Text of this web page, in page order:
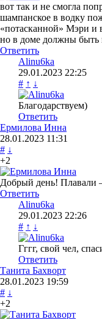
вот так и не смогла
шампанское в водку
«потасканной» Мэри и
но в доме должны быть
Ответить
Alinu6ka
29.01.2023 22:25
# ↑ ↓
Благодарствуем)
Ответить
Ермилова Инна
28.01.2023 11:31
# ↓
+2
Добрый день! Плавали
Ответить
Alinu6ka
29.01.2023 22:26
# ↑ ↓
Гггг, свой чел,
Ответить
Танита Бахворт
28.01.2023 19:59
# ↓
+2